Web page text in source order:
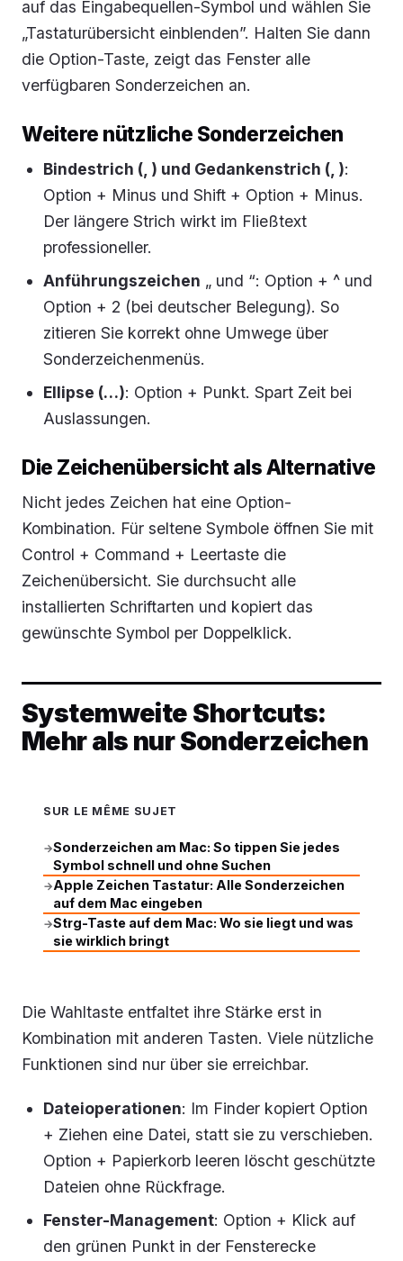
auf das Eingabequellen-Symbol und wählen Sie
„Tastaturübersicht einblenden”. Halten Sie dann
die Option-Taste, zeigt das Fenster alle
verfügbaren Sonderzeichen an.
Weitere nützliche Sonderzeichen
Bindestrich (, ) und Gedankenstrich (, ):
Option + Minus und Shift + Option + Minus.
Der längere Strich wirkt im Fließtext
professioneller.
Anführungszeichen „ und “: Option + ^ und
Option + 2 (bei deutscher Belegung). So
zitieren Sie korrekt ohne Umwege über
Sonderzeichenmenüs.
Ellipse (…): Option + Punkt. Spart Zeit bei
Auslassungen.
Die Zeichenübersicht als Alternative
Nicht jedes Zeichen hat eine Option-
Kombination. Für seltene Symbole öffnen Sie mit
Control + Command + Leertaste die
Zeichenübersicht. Sie durchsucht alle
installierten Schriftarten und kopiert das
gewünschte Symbol per Doppelklick.
Systemweite Shortcuts:
Mehr als nur Sonderzeichen
SUR LE MÊME SUJET
→Sonderzeichen am Mac: So tippen Sie jedes
Symbol schnell und ohne Suchen
→Apple Zeichen Tastatur: Alle Sonderzeichen
auf dem Mac eingeben
→Strg-Taste auf dem Mac: Wo sie liegt und was
sie wirklich bringt
Die Wahltaste entfaltet ihre Stärke erst in
Kombination mit anderen Tasten. Viele nützliche
Funktionen sind nur über sie erreichbar.
Dateioperationen: Im Finder kopiert Option
+ Ziehen eine Datei, statt sie zu verschieben.
Option + Papierkorb leeren löscht geschützte
Dateien ohne Rückfrage.
Fenster-Management: Option + Klick auf
den grünen Punkt in der Fensterecke